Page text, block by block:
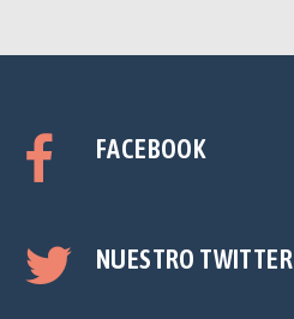
FACEBOOK
NUESTRO TWITTER